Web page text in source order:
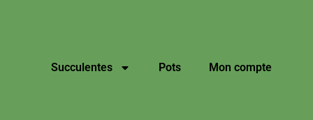
Succulentes Pots Mon compte